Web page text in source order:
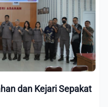
dan Kejari Sepakat